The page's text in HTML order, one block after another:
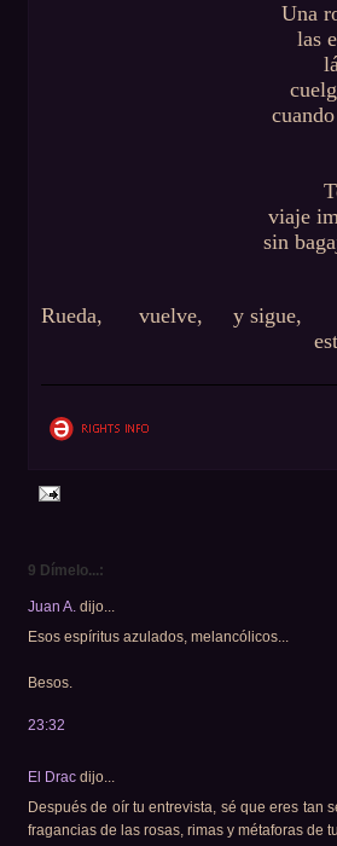
Una
las
viaje
sin
Rueda, vuelve, y sigue,
9 Dímelo...:
Juan A. dijo...
Esos espíritus azulados, melancólicos...
Besos.
23:32
El Drac dijo...
Después de oír tu entrevista, sé que eres tan
fragancias de las rosas, rimas y métaforas de